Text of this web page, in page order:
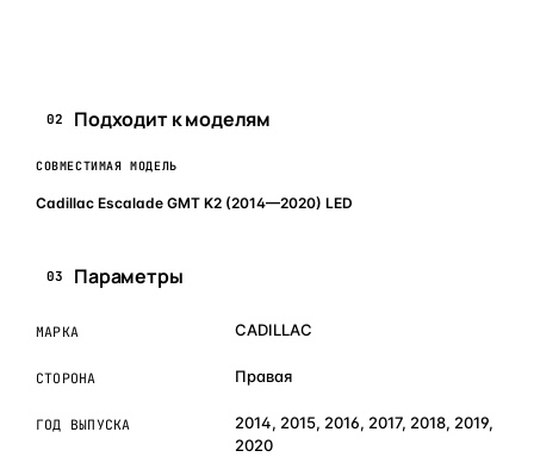
02 Подходит к моделям
СОВМЕСТИМАЯ МОДЕЛЬ
Cadillac Escalade GMT K2 (2014—2020) LED
03 Параметры
МАРКА CADILLAC
СТОРОНА Правая
ГОД ВЫПУСКА
2014, 2015, 2016, 2017, 2018, 2019,
2020